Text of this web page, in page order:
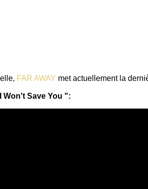
FAR AWAY met actuellement la
I Won't Save You ":